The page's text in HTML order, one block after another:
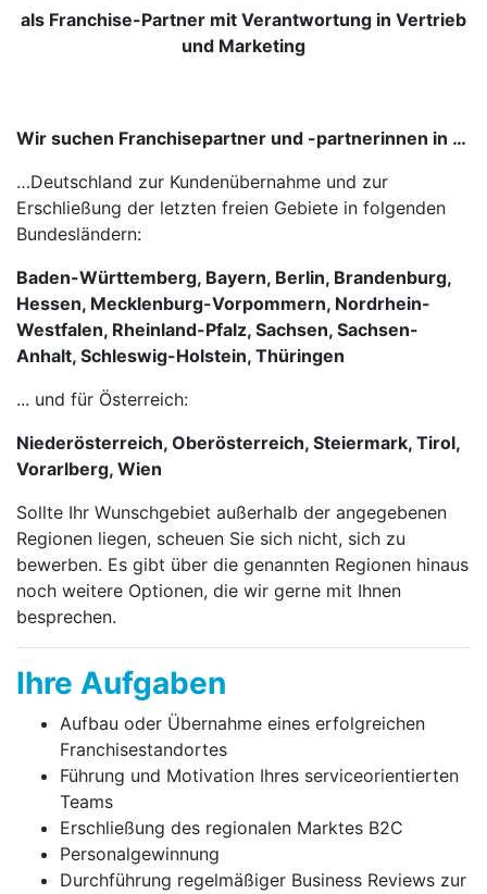
als Franchise-Partner mit Verantwortung in Vertrieb
und Marketing
Wir suchen Franchisepartner und -partnerinnen in …
…Deutschland zur Kundenübernahme und zur
Erschließung der letzten freien Gebiete in folgenden
Bundesländern:
Baden-Württemberg, Bayern, Berlin, Brandenburg,
Hessen, Mecklenburg-Vorpommern, Nordrhein-
Westfalen, Rheinland-Pfalz, Sachsen, Sachsen-
Anhalt, Schleswig-Holstein, Thüringen
... und für Österreich:
Niederösterreich, Oberösterreich, Steiermark, Tirol,
Vorarlberg, Wien
Sollte Ihr Wunschgebiet außerhalb der angegebenen
Regionen liegen, scheuen Sie sich nicht, sich zu
bewerben. Es gibt über die genannten Regionen hinaus
noch weitere Optionen, die wir gerne mit Ihnen
besprechen.
Ihre Aufgaben
Aufbau oder Übernahme eines erfolgreichen
Franchise­stand­ortes
Führung und Motivation Ihres service­orien­tier­ten
Teams
Erschließung des regionalen Marktes B2C
Personalgewinnung
Durchführung regelmäßiger Business Reviews zur